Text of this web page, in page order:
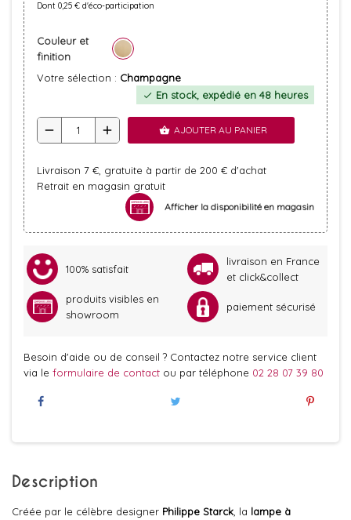
Dont 0,25 € d'éco-participation
Couleur et
finition
Votre sélection : Champagne
check En stock, expédié en 48 heures
remove add shopping_basket AJOUTER AU PANIER
Livraison 7 €, gratuite à partir de 200 € d'achat
Retrait en magasin gratuit
Afficher la disponibilité en magasin
100% satisfait
livraison en France
et click&collect
produits visibles en
showroom
paiement sécurisé
Besoin d'aide ou de conseil ? Contactez notre service client
via le formulaire de contact ou par téléphone 02 28 07 39 80
Description
Créée par le célèbre designer Philippe Starck , la lampe à